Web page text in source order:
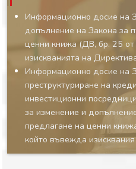
SAFE между Европейския
и на Оперативните
Европейската комисия и
Закон за изменение и
Закон за допълнение на
възобновяеми източници
Закон за държавния
за 2026 г.
Закон за бюджета на
осигуряване за 2026 г.
Информационно досие на
допълнение на Закона за
ценни книжа (ДВ, бр. 25
изискванията на
Информационно досие на
преструктуриране на
инвестиционни
за изменение и
предлагане на ценни
който въвежда
2023/2864